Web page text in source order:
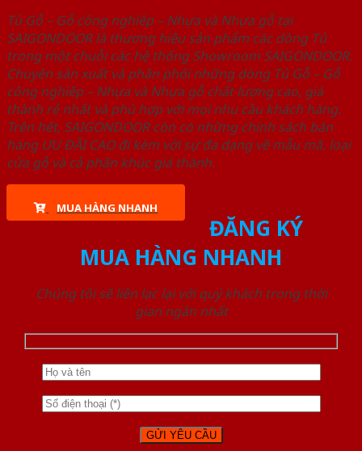
Tủ Gỗ – Gỗ công nghiêp – Nhựa và Nhựa gỗ tại
SAIGONDOOR là thương hiệu sản phẩm các dòng Tủ
trong một chuỗi các hệ thống Showroom SAIGONDOOR.
Chuyên sản xuất và phân phối những dòng Tủ Gỗ – Gỗ
công nghiêp – Nhựa và Nhựa gỗ chất lượng cao, giá
thành rẻ nhất và phù hợp với mọi nhu cầu khách hàng.
Trên hết, SAIGONDOOR còn có những chính sách bán
hàng ƯU ĐÃI CAO đi kèm với sự đa dạng về mẫu mã, loại
cửa gỗ và cả phân khúc giá thành.
MUA HÀNG NHANH
ĐĂNG KÝ
MUA HÀNG NHANH
Chúng tôi sẽ liên lạc lại với quý khách trong thời
gian ngắn nhất